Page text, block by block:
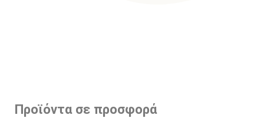
Προϊόντα σε προσφορά